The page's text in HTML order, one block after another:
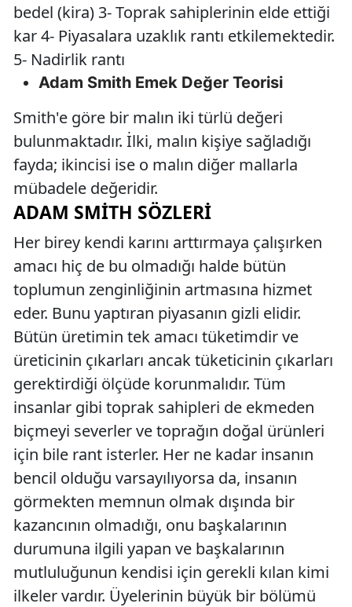
bedel (kira) 3- Toprak sahiplerinin elde ettiği
kar 4- Piyasalara uzaklık rantı etkilemektedir.
5- Nadirlik rantı
Adam Smith Emek Değer Teorisi
Smith'e göre bir malın iki türlü değeri
bulunmaktadır. İlki, malın kişiye sağladığı
fayda; ikincisi ise o malın diğer mallarla
mübadele değeridir.
ADAM SMITH SÖZLERI
Her birey kendi karını arttırmaya çalışırken
amacı hiç de bu olmadığı halde bütün
toplumun zenginliğinin artmasına hizmet
eder. Bunu yaptıran piyasanın gizli elidir.
Bütün üretimin tek amacı tüketimdir ve
üreticinin çıkarları ancak tüketicinin çıkarları
gerektirdiği ölçüde korunmalıdır. Tüm
insanlar gibi toprak sahipleri de ekmeden
biçmeyi severler ve toprağın doğal ürünleri
için bile rant isterler. Her ne kadar insanın
bencil olduğu varsayılıyorsa da, insanın
görmekten memnun olmak dışında bir
kazancının olmadığı, onu başkalarının
durumuna ilgili yapan ve başkalarının
mutluluğunun kendisi için gerekli kılan kimi
ilkeler vardır. Üyelerinin büyük bir bölümü